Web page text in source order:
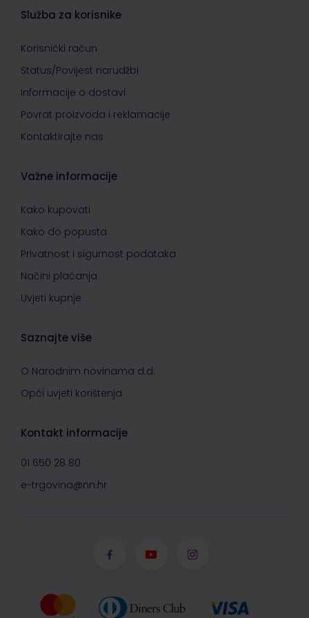
Služba za korisnike
Korisnički račun
Status/Povijest narudžbi
Informacije o dostavi
Povrat proizvoda i reklamacije
Kontaktirajte nas
Važne informacije
Kako kupovati
Kako do popusta
Privatnost i sigurnost podataka
Načini plaćanja
Uvjeti kupnje
Saznajte više
O Narodnim novinama d.d.
Opći uvjeti korištenja
Kontakt informacije
01 650 28 80
e-trgovina@nn.hr